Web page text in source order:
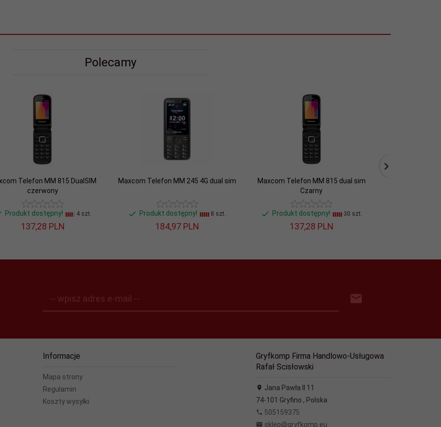
Polecamy
Telefon MM 815 DualSIM
czerwony
Produkt dostępny! 4 szt.
137,28 PLN
Maxcom Telefon MM 245 4G dual sim
Produkt dostępny! 8 szt.
184,97 PLN
Maxcom Telefon MM 815 dual sim
Czarny
Produkt dostępny! 30 szt.
137,28 PLN
-- wpisz adres e-mail --
Informacje
Mapa strony
Regulamin
Koszty wysyłki
Gryfkomp Firma Handlowo-Usługowa
Rafał Scisłowski
Jana Pawła II 11
74-101 Gryfino , Polska
505159375
sklep@gryfkomp.eu